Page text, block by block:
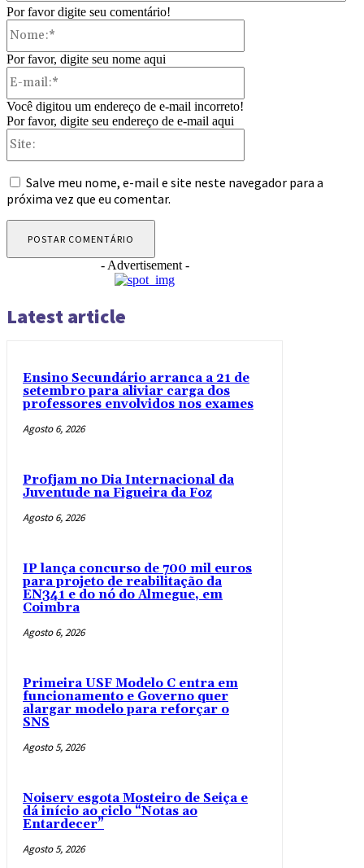
Por favor digite seu comentário!
Por favor, digite seu nome aqui
Você digitou um endereço de e-mail incorreto!
Por favor, digite seu endereço de e-mail aqui
Salve meu nome, e-mail e site neste navegador para a
próxima vez que eu comentar.
- Advertisement -
Latest article
Ensino Secundário arranca a 21 de
setembro para aliviar carga dos
professores envolvidos nos exames
Agosto 6, 2026
Profjam no Dia Internacional da
Juventude na Figueira da Foz
Agosto 6, 2026
IP lança concurso de 700 mil euros
para projeto de reabilitação da
EN341 e do nó do Almegue, em
Coimbra
Agosto 6, 2026
Primeira USF Modelo C entra em
funcionamento e Governo quer
alargar modelo para reforçar o
SNS
Agosto 5, 2026
Noiserv esgota Mosteiro de Seiça e
dá início ao ciclo “Notas ao
Entardecer”
Agosto 5, 2026